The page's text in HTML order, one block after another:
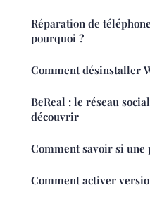
Réparation de
pourquoi ?
Comment désinstaller
BeReal : le réseau
découvrir
Comment savoir si une
Comment activer